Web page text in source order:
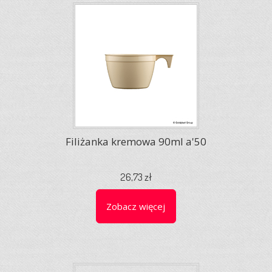
Filiżanka kremowa 90ml a'50
26,73 zł
Zobacz więcej